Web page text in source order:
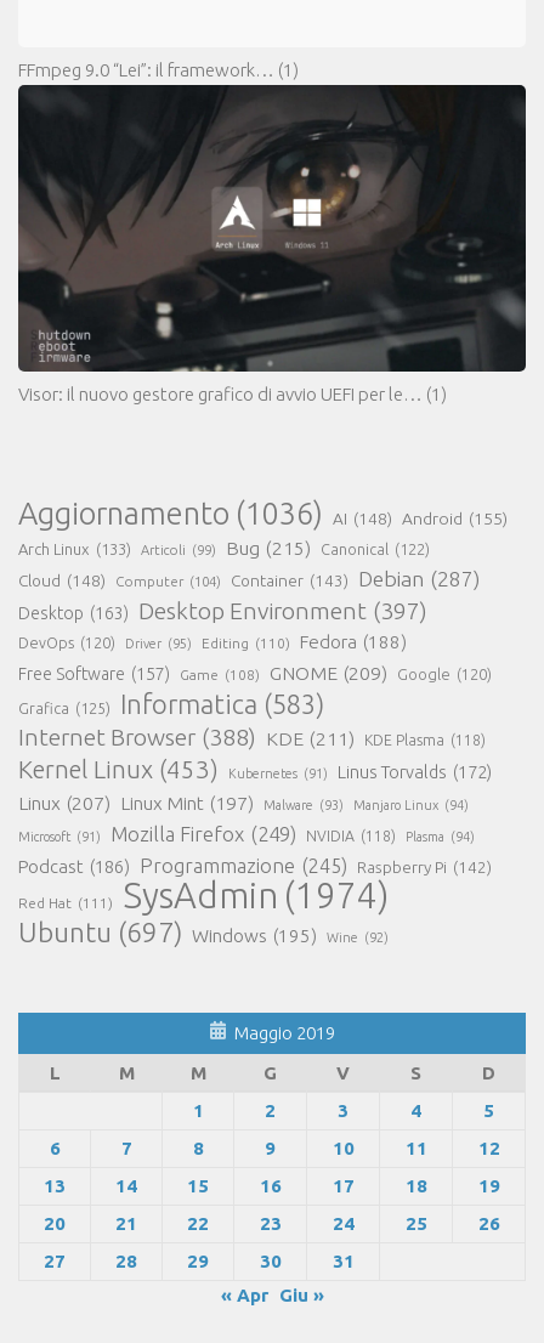
FFmpeg 9.0 “Lei”: il framework… (1)
Visor: il nuovo gestore grafico di avvio UEFI per le… (1)
Aggiornamento (1036) AI (148) Android (155)
Arch Linux (133) Articoli (99) Bug (215) Canonical (122)
Cloud (148) Computer (104) Container (143) Debian (287)
Desktop (163) Desktop Environment (397)
DevOps (120) Driver (95) Editing (110) Fedora (188)
Free Software (157) Game (108) GNOME (209) Google (120)
Grafica (125) Informatica (583)
Internet Browser (388) KDE (211) KDE Plasma (118)
Kernel Linux (453) Kubernetes (91) Linus Torvalds (172)
Linux (207) Linux Mint (197) Malware (93) Manjaro Linux (94)
Microsoft (91) Mozilla Firefox (249) NVIDIA (118) Plasma (94)
Podcast (186) Programmazione (245) Raspberry Pi (142)
Red Hat (111) SysAdmin (1974)
Ubuntu (697) Windows (195) Wine (92)
Maggio 2019
L
M M G V S
D
1
2 3 4
5
6
7 8 9 10 11
12
13
14 15 16 17 18
19
20
21 22 23 24 25
26
27
28 29 30
31
« Apr
Giu »